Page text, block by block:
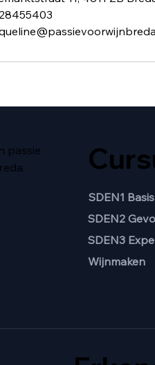
passie
SDEN1 Basis
SDEN2
SDEN3
Wijnmaken